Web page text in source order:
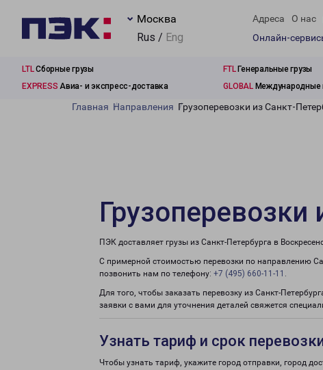
Москва
Rus / Eng
Адреса О нас
Онлайн-
LTLСборные грузы FTLГенеральные грузы
EXPRESS Авиа- и экспресс-доставка GLOBALМеждународные
Главная Направления Грузоперевозки из Санкт-
Грузоперевозки
ПЭК доставляет грузы из Санкт-Петербурга в
С примерной стоимостью перевозки по направлению
позвонить нам по телефону: +7 (495) 660-11-11 .
Для того, чтобы заказать перевозку из Санкт-
заявки с вами для уточнения деталей свяжется
Узнать тариф и срок
Чтобы узнать тариф, укажите город отправки, город